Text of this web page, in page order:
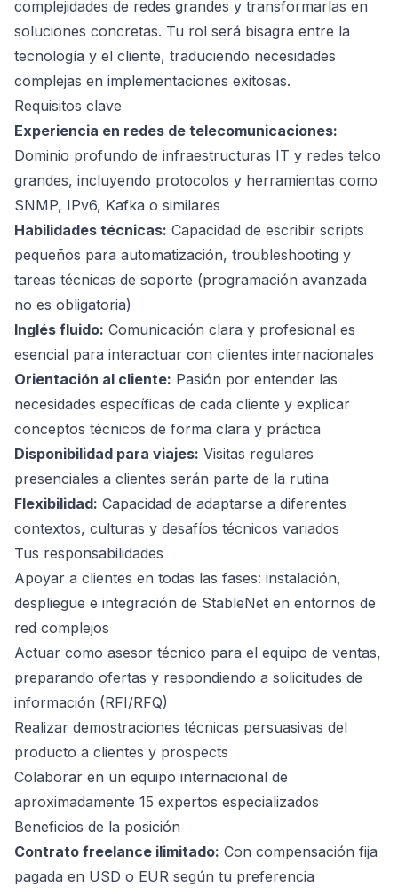
complejidades de redes grandes y transformarlas en
soluciones concretas. Tu rol será bisagra entre la
tecnología y el cliente, traduciendo necesidades
complejas en implementaciones exitosas.
Requisitos clave
Experiencia en redes de telecomunicaciones:
Dominio profundo de infraestructuras IT y redes telco
grandes, incluyendo protocolos y herramientas como
SNMP, IPv6, Kafka o similares
Habilidades técnicas: Capacidad de escribir scripts
pequeños para automatización, troubleshooting y
tareas técnicas de soporte (programación avanzada
no es obligatoria)
Inglés fluido: Comunicación clara y profesional es
esencial para interactuar con clientes internacionales
Orientación al cliente: Pasión por entender las
necesidades específicas de cada cliente y explicar
conceptos técnicos de forma clara y práctica
Disponibilidad para viajes: Visitas regulares
presenciales a clientes serán parte de la rutina
Flexibilidad: Capacidad de adaptarse a diferentes
contextos, culturas y desafíos técnicos variados
Tus responsabilidades
Apoyar a clientes en todas las fases: instalación,
despliegue e integración de StableNet en entornos de
red complejos
Actuar como asesor técnico para el equipo de ventas,
preparando ofertas y respondiendo a solicitudes de
información (RFI/RFQ)
Realizar demostraciones técnicas persuasivas del
producto a clientes y prospects
Colaborar en un equipo internacional de
aproximadamente 15 expertos especializados
Beneficios de la posición
Contrato freelance ilimitado: Con compensación fija
pagada en USD o EUR según tu preferencia